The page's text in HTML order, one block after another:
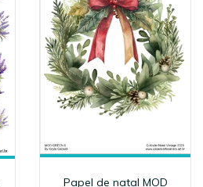
Papel de natal MOD